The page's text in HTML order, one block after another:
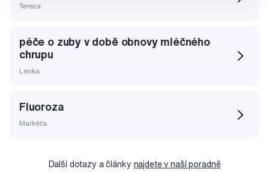
Tereza
péče o zuby v době obnovy mléčného
chrupu
Lenka
Fluoroza
Markéta
Další dotazy a články najdete v naší poradně